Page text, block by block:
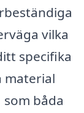
vilka
specifika
material
båda